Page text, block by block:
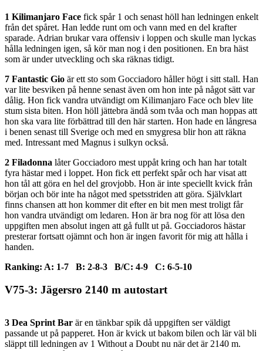
1 Kilimanjaro Face fick spår 1 och senast höll han ledningen enkelt
från det spåret. Han ledde runt om och vann med en del krafter
sparade. Adrian brukar vara offensiv i loppen och skulle man lyckas
hålla ledningen igen, så kör man nog i den positionen. En bra häst
som är under utveckling och ska räknas tidigt.
7 Fantastic Gio är ett sto som Gocciadoro håller högt i sitt stall. Han
var lite besviken på henne senast även om hon inte på något sätt var
dålig. Hon fick vandra utvändigt om Kilimanjaro Face och blev lite
stum sista biten. Hon höll jättebra ändå som tvåa och man hoppas att
hon ska vara lite förbättrad till den här starten. Hon hade en långresa
i benen senast till Sverige och med en smygresa blir hon att räkna
med. Intressant med Magnus i sulkyn också.
2 Filadonna låter Gocciadoro mest uppåt kring och han har totalt
fyra hästar med i loppet. Hon fick ett perfekt spår och har visat att
hon tål att göra en hel del grovjobb. Hon är inte speciellt kvick från
början och bör inte ha något med spetsstriden att göra. Självklart
finns chansen att hon kommer dit efter en bit men mest troligt får
hon vandra utvändigt om ledaren. Hon är bra nog för att lösa den
uppgiften men absolut ingen att gå fullt ut på. Gocciadoros hästar
presterar fortsatt ojämnt och hon är ingen favorit för mig att hålla i
handen.
Ranking: A: 1-7 B: 2-8-3 B/C: 4-9 C: 6-5-10
V75-3: Jägersro 2140 m autostart
3 Dea Sprint Bar är en tänkbar spik då uppgiften ser väldigt
passande ut på papperet. Hon är kvick ut bakom bilen och lär väl bli
släppt till ledningen av 1 Without a Doubt nu när det är 2140 m.